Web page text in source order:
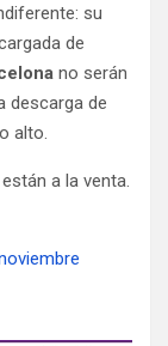
su
de
no serán
descarga de
alto.
a la venta.